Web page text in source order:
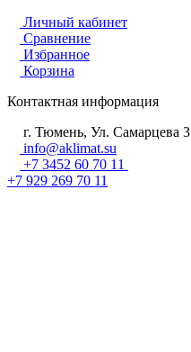
Личный кабинет
Сравнение
Избранное
Корзина
Контактная информация
г. Тюмень, Ул. Самарцева 3
info@aklimat.su
+7 3452 60 70 11
+7 929 269 70 11